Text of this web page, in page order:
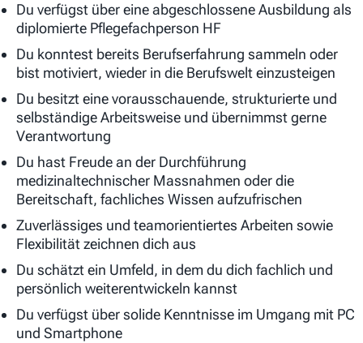
Du verfügst über eine abgeschlossene Ausbildung als
diplomierte Pflegefachperson HF
Du konntest bereits Berufserfahrung sammeln oder
bist motiviert, wieder in die Berufswelt einzusteigen
Du besitzt eine vorausschauende, strukturierte und
selbständige Arbeitsweise und übernimmst gerne
Verantwortung
Du hast Freude an der Durchführung
medizinaltechnischer Massnahmen oder die
Bereitschaft, fachliches Wissen aufzufrischen
Zuverlässiges und teamorientiertes Arbeiten sowie
Flexibilität zeichnen dich aus
Du schätzt ein Umfeld, in dem du dich fachlich und
persönlich weiterentwickeln kannst
Du verfügst über solide Kenntnisse im Umgang mit PC
und Smartphone